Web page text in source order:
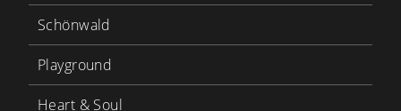
Schönwald
Playground
Heart & Soul